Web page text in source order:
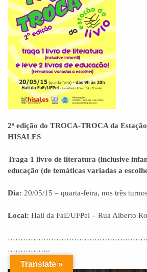
2ª edição do TROCA-TROCA da
HISALES
Traga 1 livro de literatura (inclusive
educação (de temáticas variadas a
Dia: 20/05/15 – quarta-feira, nos três
Local: Hall da FaE/UFPel – Rua Alberto
……………..
Translate »